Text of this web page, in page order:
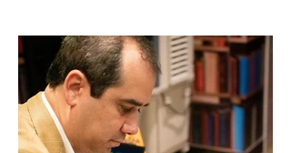
Under 21 por tercer año consecutivo,
formando parte una vez más de la
selección anual de la publicación que
destaca a los artistas menores de 21 años
más influyentes de la industria musical.
Este reconocimiento reaf